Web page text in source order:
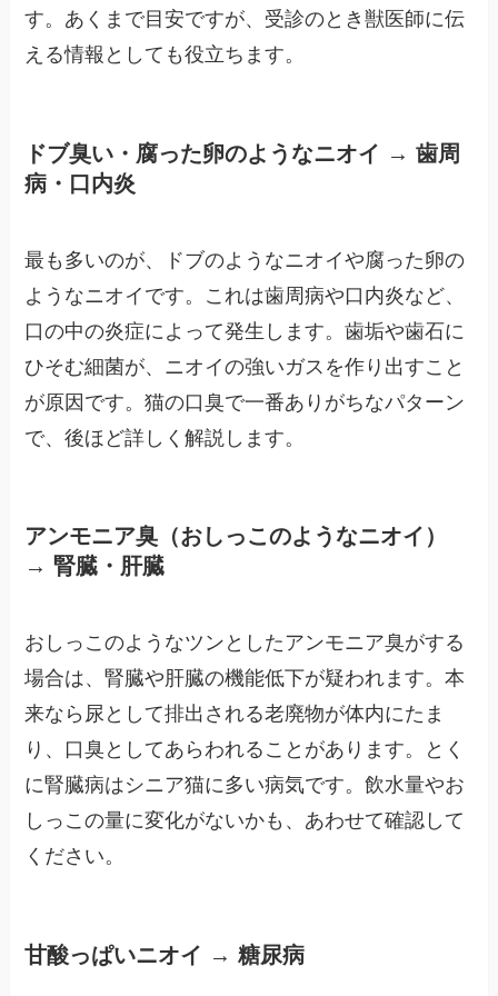
す。あくまで目安ですが、受診のとき獣医師に伝
える情報としても役立ちます。
ドブ臭い・腐った卵のようなニオイ → 歯周
病・口内炎
最も多いのが、ドブのようなニオイや腐った卵の
ようなニオイです。これは歯周病や口内炎など、
口の中の炎症によって発生します。歯垢や歯石に
ひそむ細菌が、ニオイの強いガスを作り出すこと
が原因です。猫の口臭で一番ありがちなパターン
で、後ほど詳しく解説します。
アンモニア臭（おしっこのようなニオイ）
→ 腎臓・肝臓
おしっこのようなツンとしたアンモニア臭がする
場合は、腎臓や肝臓の機能低下が疑われます。本
来なら尿として排出される老廃物が体内にたま
り、口臭としてあらわれることがあります。とく
に腎臓病はシニア猫に多い病気です。飲水量やお
しっこの量に変化がないかも、あわせて確認して
ください。
甘酸っぱいニオイ → 糖尿病